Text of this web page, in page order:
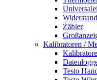
Widerstand
Zähler
Kalibratoren /
Testo